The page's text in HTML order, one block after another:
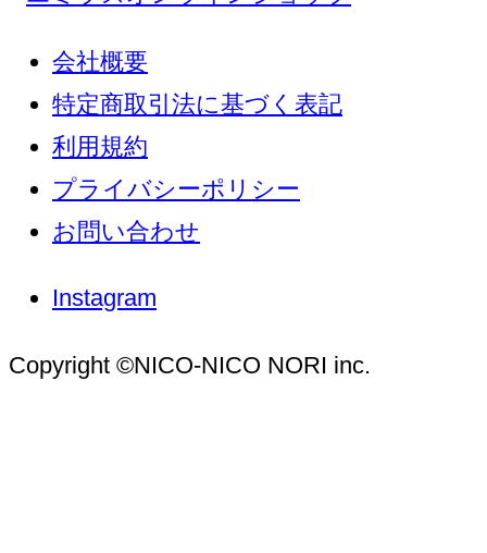
会社概要
特定商取引法に基づく表記
利用規約
プライバシーポリシー
お問い合わせ
Instagram
Copyright ©NICO-NICO NORI inc.